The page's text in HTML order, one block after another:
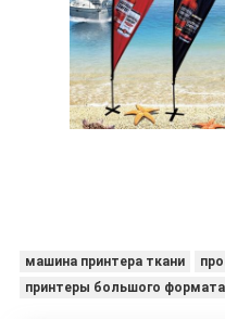
машина принтера ткани
принтеры большого формата